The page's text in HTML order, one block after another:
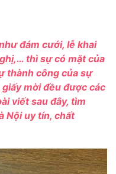
đám cưới, lễ khai
thì sự có mặt của
thành công của sự
mời đều được các
viết sau đây, tìm
Nội uy tín, chất